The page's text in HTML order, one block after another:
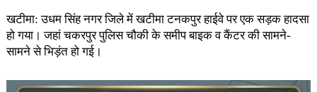
खटीमा: उधम सिंह नगर जिले में खटीमा टनकपुर हाईवे पर एक सड़क हादसा
हो गया। जहां चकरपुर पुलिस चौकी के समीप बाइक व कैंटर की सामने-
सामने से भिड़ंत हो गई।